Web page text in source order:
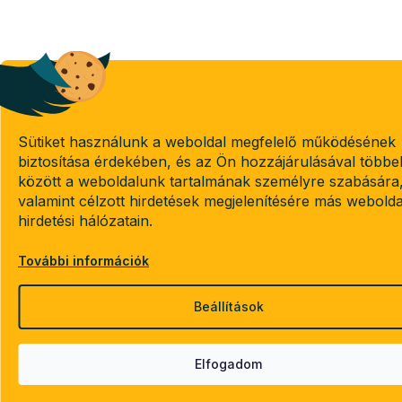
Sütiket használunk a weboldal megfelelő működésének
biztosítása érdekében, és az Ön hozzájárulásával
között a weboldalunk tartalmának személyre
valamint célzott hirdetések megjelenítésére más
hirdetési hálózatain.
További információk
Beállítások
Elfogadom